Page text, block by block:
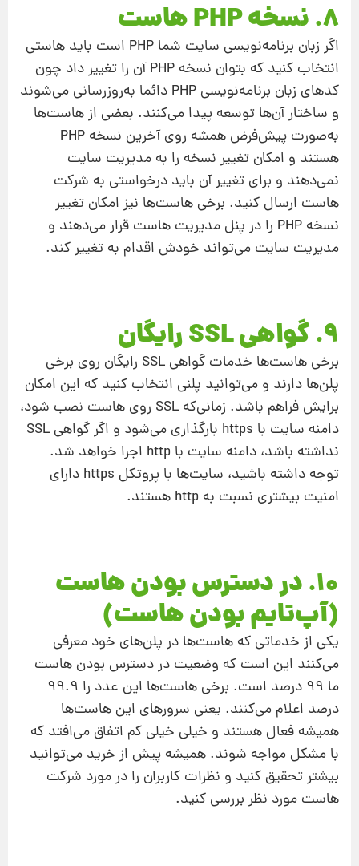
8. نسخه PHP هاست
اگر زبان برنامه‌نویسی سایت شما PHP است باید هاستی
انتخاب کنید که بتوان نسخه PHP آن را تغییر داد چون
کدهای زبان برنامه‌نویسی PHP دائما به‌روزرسانی می‌شوند
و ساختار آن‌ها توسعه پیدا می‌کنند. بعضی از هاست‌ها
به‌صورت پیش‌فرض همشه روی آخرین نسخه PHP
هستند و امکان تغییر نسخه را به مدیریت سایت
نمی‌دهند و برای تغییر آن باید درخواستی به شرکت
هاست ارسال کنید. برخی هاست‌ها نیز امکان تغییر
نسخه PHP را در پنل مدیریت هاست قرار می‌دهند و
مدیریت سایت می‌تواند خودش اقدام به تغییر کند.
9. گواهی SSL رایگان
برخی هاست‌ها خدمات گواهی SSL رایگان روی برخی
پلن‌ها دارند و می‌توانید پلنی انتخاب کنید که این امکان
برایش فراهم باشد. زمانی‌که SSL روی هاست نصب شود،
دامنه سایت با https بارگذاری می‌شود و اگر گواهی SSL
نداشته باشد، دامنه سایت با http اجرا خواهد شد.
توجه داشته باشید، سایت‌ها با پروتکل https دارای
امنیت بیشتری نسبت به http هستند.
10. در دسترس بودن هاست
(آپ‌تایم بودن هاست)
یکی از خدماتی که هاست‌ها در پلن‌های خود معرفی
می‌کنند این است که وضعیت در دسترس بودن هاست
ما 99 درصد است. برخی هاست‌ها این عدد را 99.9
درصد اعلام می‌کنند. یعنی سرورهای این‌ هاست‌ها
همیشه فعال هستند و خیلی خیلی کم اتفاق می‌افتد که
با مشکل مواجه شوند. همیشه پیش از خرید می‌توانید
بیشتر تحقیق کنید و نظرات کاربران را در مورد شرکت
هاست مورد نظر بررسی کنید.